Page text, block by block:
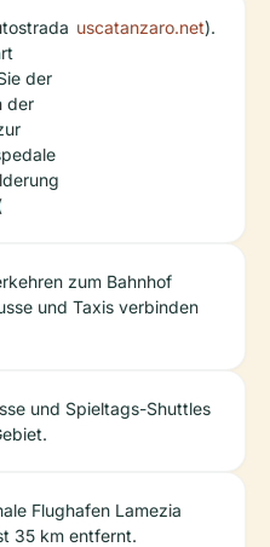
der
der
uscatanzaro.net).
zum Bahnhof
und Taxis verbinden
und Spieltags-Shuttles
Flughafen Lamezia
35 km entfernt.